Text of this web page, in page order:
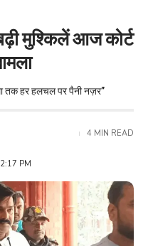
मुश्किलें आज कोर्ट
तक हर हलचल पर पैनी नज़र”
PM
4 MIN READ